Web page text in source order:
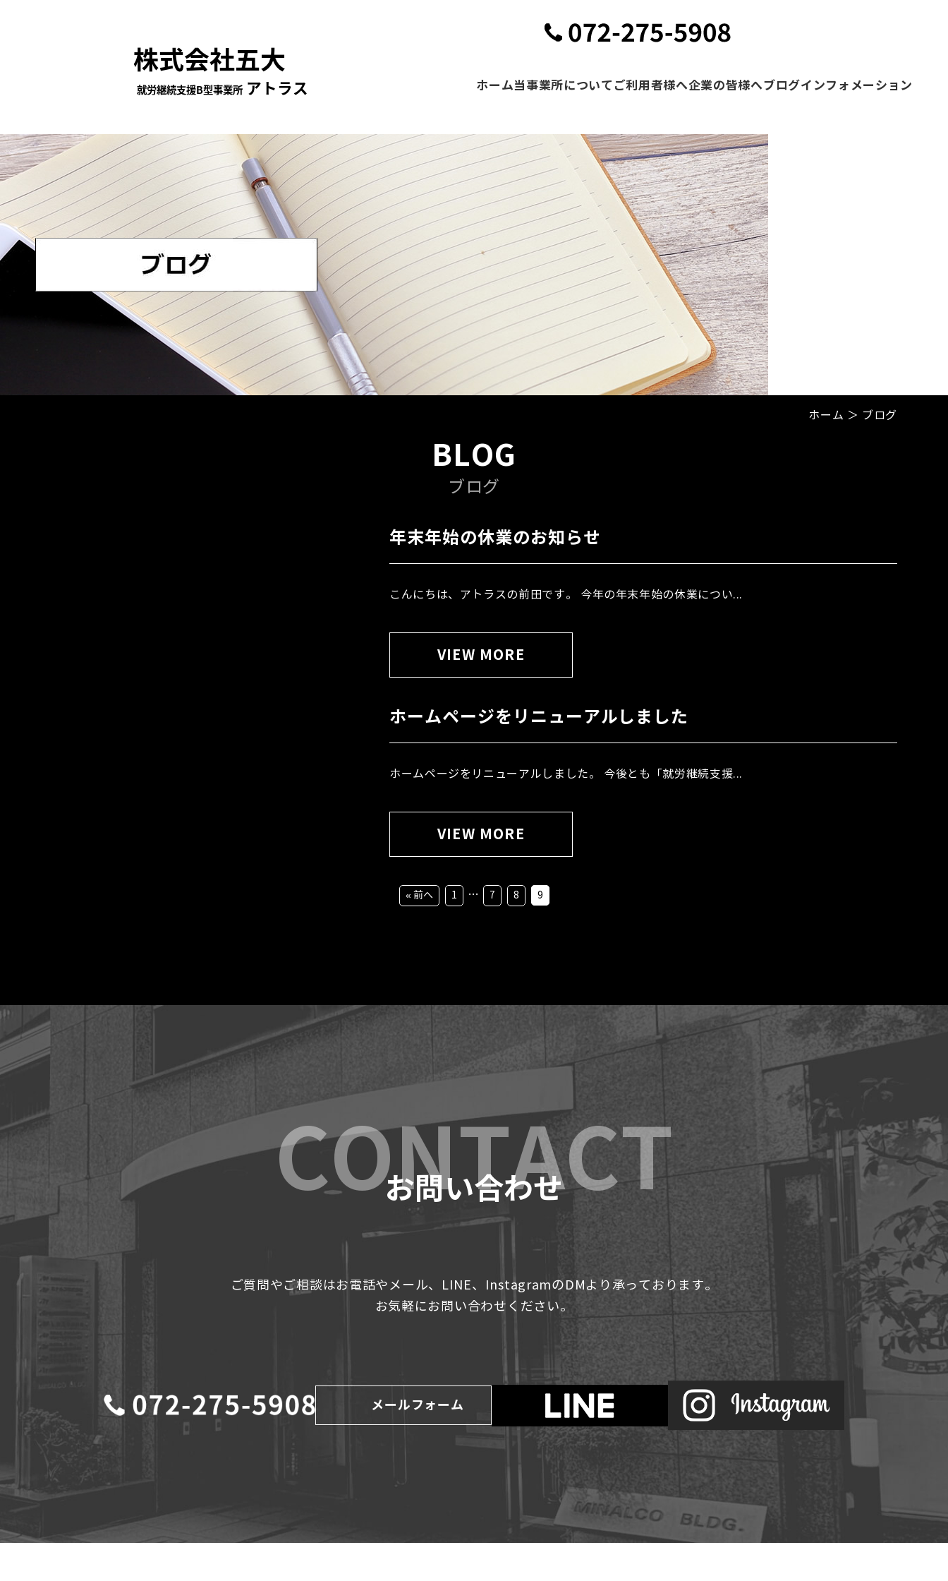
ホーム当事業所について ご利用者様へ企業の皆様へブログインフォメーション
ホーム ＞ ブログ
BLOG
ブログ
年末年始の休業のお知らせ
こんにちは、アトラスの前田です。 今年の年末年始の休業につい...
VIEW MORE
ホームページをリニューアルしました
ホームページをリニューアルしました。 今後とも「就労継続支援...
VIEW MORE
« 前へ 1 … 7 8 9
お問い合わせ
ご質問やご相談はお電話やメール、LINE、InstagramのDMより承っております。
お気軽にお問い合わせください。
メールフォーム